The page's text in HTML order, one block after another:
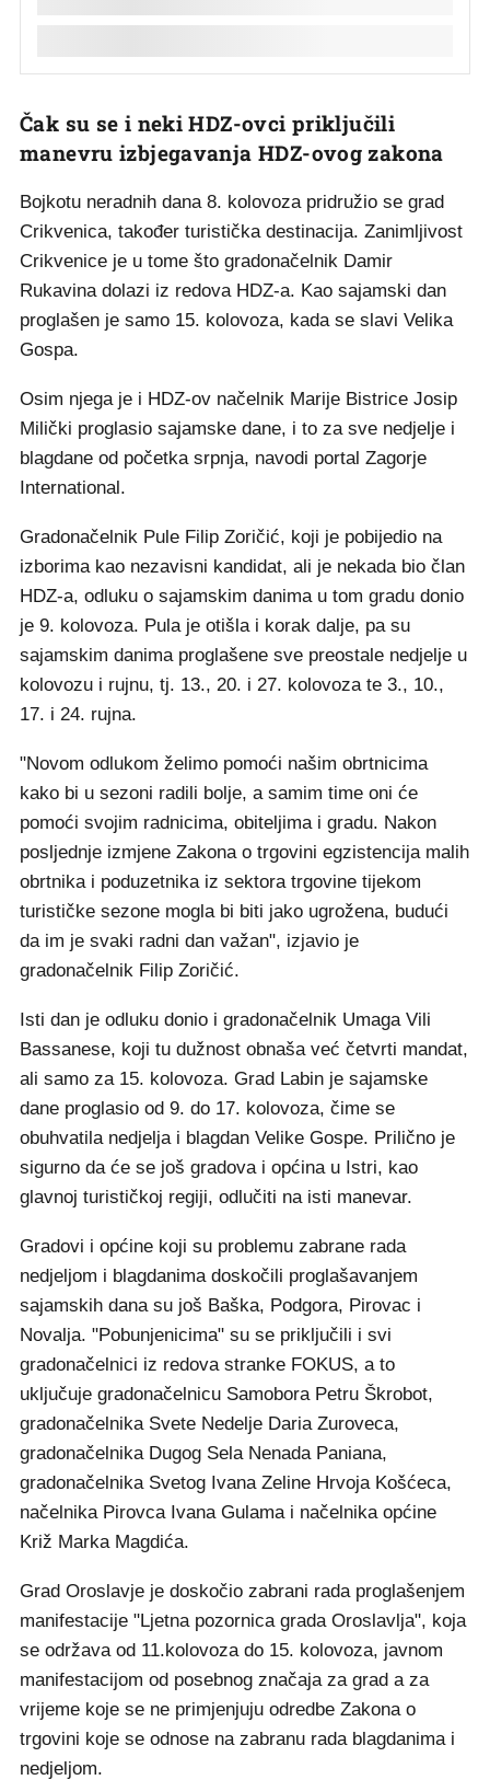
Čak su se i neki HDZ-ovci priključili
manevru izbjegavanja HDZ-ovog zakona
Bojkotu neradnih dana 8. kolovoza pridružio se grad
Crikvenica, također turistička destinacija. Zanimljivost
Crikvenice je u tome što gradonačelnik Damir
Rukavina dolazi iz redova HDZ-a. Kao sajamski dan
proglašen je samo 15. kolovoza, kada se slavi Velika
Gospa.
Osim njega je i HDZ-ov načelnik Marije Bistrice Josip
Milički proglasio sajamske dane, i to za sve nedjelje i
blagdane od početka srpnja, navodi portal Zagorje
International.
Gradonačelnik Pule Filip Zoričić, koji je pobijedio na
izborima kao nezavisni kandidat, ali je nekada bio član
HDZ-a, odluku o sajamskim danima u tom gradu donio
je 9. kolovoza. Pula je otišla i korak dalje, pa su
sajamskim danima proglašene sve preostale nedjelje u
kolovozu i rujnu, tj. 13., 20. i 27. kolovoza te 3., 10.,
17. i 24. rujna.
"Novom odlukom želimo pomoći našim obrtnicima
kako bi u sezoni radili bolje, a samim time oni će
pomoći svojim radnicima, obiteljima i gradu. Nakon
posljednje izmjene Zakona o trgovini egzistencija malih
obrtnika i poduzetnika iz sektora trgovine tijekom
turističke sezone mogla bi biti jako ugrožena, budući
da im je svaki radni dan važan", izjavio je
gradonačelnik Filip Zoričić.
Isti dan je odluku donio i gradonačelnik Umaga Vili
Bassanese, koji tu dužnost obnaša već četvrti mandat,
ali samo za 15. kolovoza. Grad Labin je sajamske
dane proglasio od 9. do 17. kolovoza, čime se
obuhvatila nedjelja i blagdan Velike Gospe. Prilično je
sigurno da će se još gradova i općina u Istri, kao
glavnoj turističkoj regiji, odlučiti na isti manevar.
Gradovi i općine koji su problemu zabrane rada
nedjeljom i blagdanima doskočili proglašavanjem
sajamskih dana su još Baška, Podgora, Pirovac i
Novalja. "Pobunjenicima" su se priključili i svi
gradonačelnici iz redova stranke FOKUS, a to
uključuje gradonačelnicu Samobora Petru Škrobot,
gradonačelnika Svete Nedelje Daria Zuroveca,
gradonačelnika Dugog Sela Nenada Paniana,
gradonačelnika Svetog Ivana Zeline Hrvoja Košćeca,
načelnika Pirovca Ivana Gulama i načelnika općine
Križ Marka Magdića.
Grad Oroslavje je doskočio zabrani rada proglašenjem
manifestacije "Ljetna pozornica grada Oroslavlja", koja
se održava od 11.kolovoza do 15. kolovoza, javnom
manifestacijom od posebnog značaja za grad a za
vrijeme koje se ne primjenjuju odredbe Zakona o
trgovini koje se odnose na zabranu rada blagdanima i
nedjeljom.